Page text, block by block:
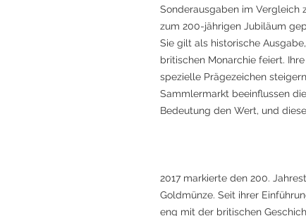
Sonderausgaben im Vergleich
zum 200-jährigen Jubiläum
Sie gilt als historische
britischen Monarchie feiert.
spezielle Prägezeichen
Sammlermarkt beeinflussen
Bedeutung den Wert, und
2017 markierte den 200.
Goldmünze. Seit ihrer
eng mit der britischen